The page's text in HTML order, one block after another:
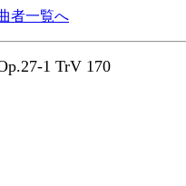
者一覧へ
1 TrV 170